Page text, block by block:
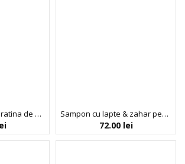
Sampon cu fitocheratina de orez pentru par vopsit (1.6), Noah, 250 ml Sampon cu lapte & zahar pentru spalare frecventa pentru copii, Noah, 250 ml
72.00 lei